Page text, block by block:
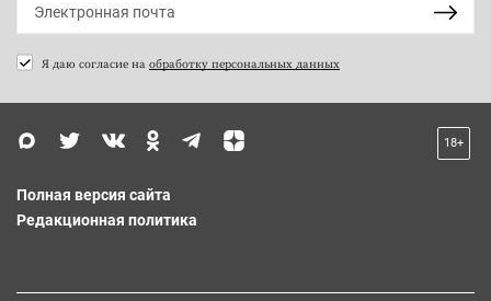
Я даю согласие на обработку персональных данных
18+
Полная версия сайта
Редакционная политика